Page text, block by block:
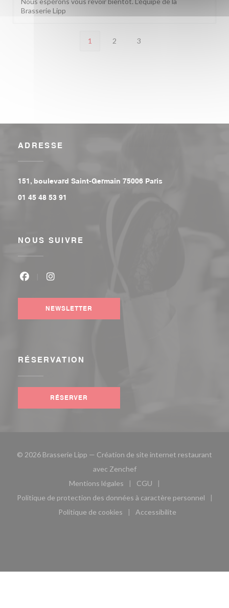
Brasserie Lipp
1 2 3
ADRESSE
151, boulevard Saint-Germain 75006 Paris
01 45 48 53 91
NOUS SUIVRE
NEWSLETTER
RÉSERVATION
RÉSERVER
© 2026 Brasserie Lipp — Création de site internet restaurant
avec Zenchef((ouvre une nouvelle
Mentions légales
((ouvre une nouvelle fenêtre))
CGU
((ouvre une nouvelle
Politique de protection des données à caractère personnel
((ouvre une nouvelle fenêtre))
Politique de cookies
((ouvre une nouvelle fenêtre))
Accessibilite